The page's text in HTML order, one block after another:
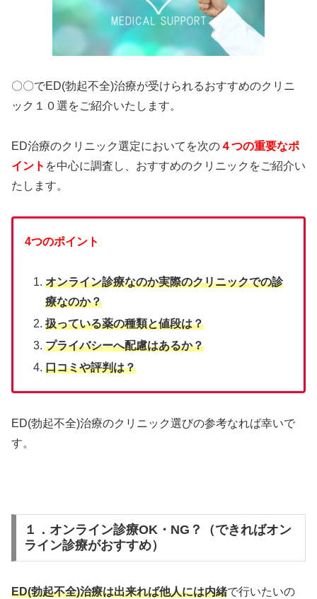
〇〇でED(勃起不全)治療が受けられるおすすめのクリニ
ック１０選をご紹介いたします。
ED治療のクリニック選定においてを次の４つの重要なポ
イント を中心に調査し、おすすめのクリニックをご紹介い
たします。
4つのポイント
オンライン診療なのか実際のクリニックでの診
療なのか？
扱っている薬の種類と値段は？
プライバシーへ配慮はあるか？
口コミや評判は？
ED(勃起不全)治療のクリニック選びの参考なれば幸いで
す。
１．オンライン診療OK・NG？（できればオン
ライン診療がおすすめ）
ED(勃起不全)治療は出来れば他人には内緒で行いたいの